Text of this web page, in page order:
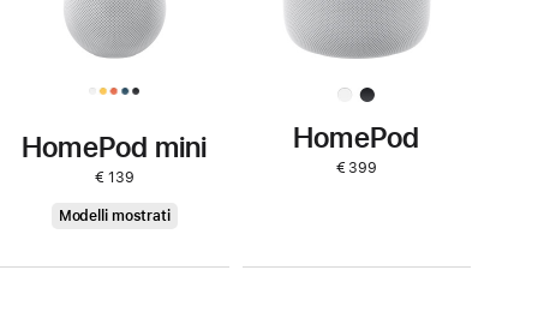
HomePod mini
€ 139
Modelli mostratiHomePod
HomePod
€ 399